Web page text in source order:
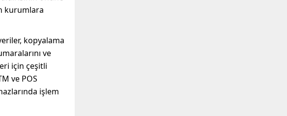
kurumlara
kopyalama
ve
için çeşitli
ve POS
işlem